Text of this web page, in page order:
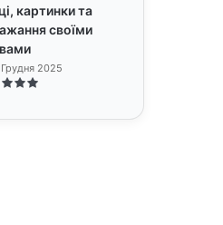
картинки та
своїми
2025